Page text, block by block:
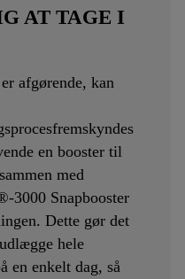
AT TAGE I
afgørende, kan
en booster til
med
3000 Snapbooster
Dette gør det
hele
en enkelt dag, så